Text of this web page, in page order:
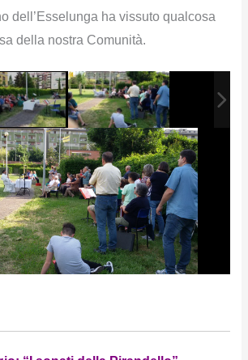
dell’Esselunga ha vissuto qualcosa
della nostra Comunità.